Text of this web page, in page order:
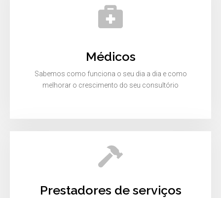
Médicos
Sabemos como funciona o seu dia a dia e como
melhorar o crescimento do seu consultório
Prestadores de serviços